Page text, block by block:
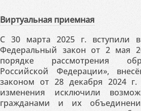
Виртуальная приемная
С 30 марта 2025 г. вступили
Федеральный закон от 2 мая
порядке рассмотрения
Российской Федерации»,
законом от 28 декабря 2024
изменения исключили
гражданами и их